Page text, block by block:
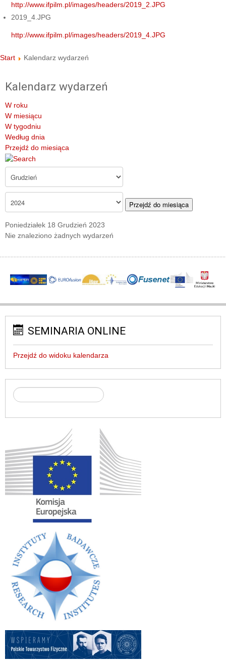
http://www.ifpilm.pl/images/headers/2019_2.JPG
2019_4.JPG
http://www.ifpilm.pl/images/headers/2019_4.JPG
Start Kalendarz wydarzeń
Kalendarz wydarzeń
W roku
W miesiącu
W tygodniu
Według dnia
Przejdź do miesiąca
Przejdź do miesiąca
Poniedziałek 18 Grudzień 2023
Nie znaleziono żadnych wydarzeń
SEMINARIA ONLINE
Przejdź do widoku kalendarza